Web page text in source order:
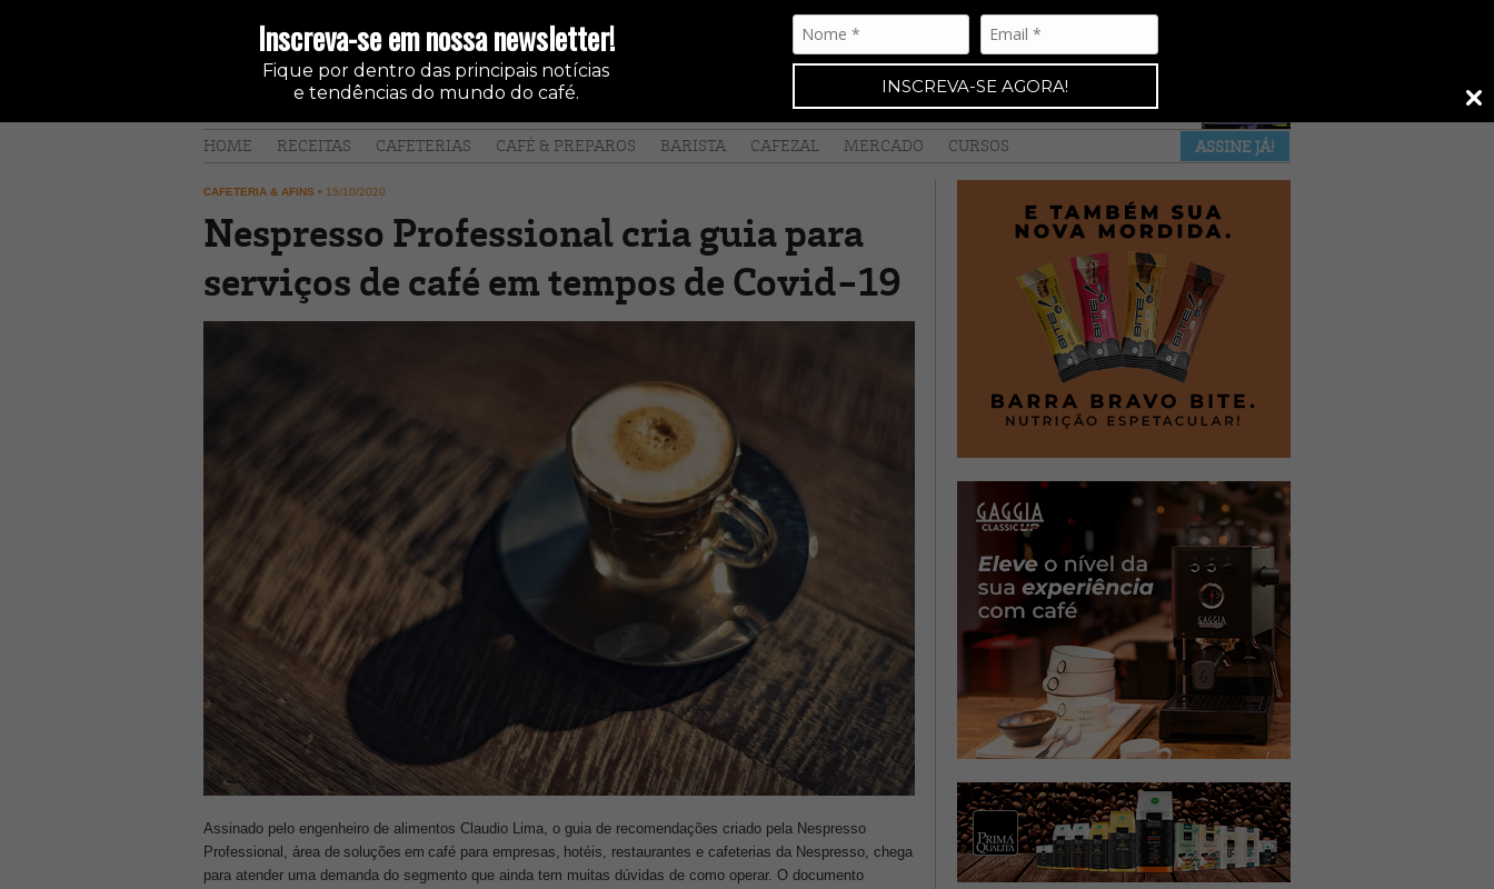
Inscreva-se em nossa newsletter!
Fique por dentro das principais notícias
e tendências do mundo do café.
INSCREVA-SE AGORA!
•NAS BANCAS
HOME RECEITAS CAFETERIAS CAFÉ & PREPAROS BARISTA CAFEZAL MERCADO ASSINE JÁ!
CURSOS
CAFETERIA & AFINS • 15/10/2020
Nespresso Professional cria guia para
serviços de café em tempos de Covid-19
Assinado pelo engenheiro de alimentos Claudio Lima, o guia de recomendações criado pela Nespresso
Professional, área de soluções em café para empresas, hotéis, restaurantes e cafeterias da Nespresso, chega
para atender uma demanda do segmento que ainda tem muitas dúvidas de como operar. O documento